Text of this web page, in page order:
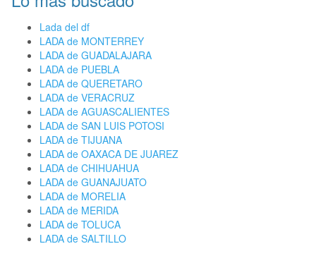
Lada del df
LADA de MONTERREY
LADA de GUADALAJARA
LADA de PUEBLA
LADA de QUERETARO
LADA de VERACRUZ
LADA de AGUASCALIENTES
LADA de SAN LUIS POTOSI
LADA de TIJUANA
LADA de OAXACA DE JUAREZ
LADA de CHIHUAHUA
LADA de GUANAJUATO
LADA de MORELIA
LADA de MERIDA
LADA de TOLUCA
LADA de SALTILLO